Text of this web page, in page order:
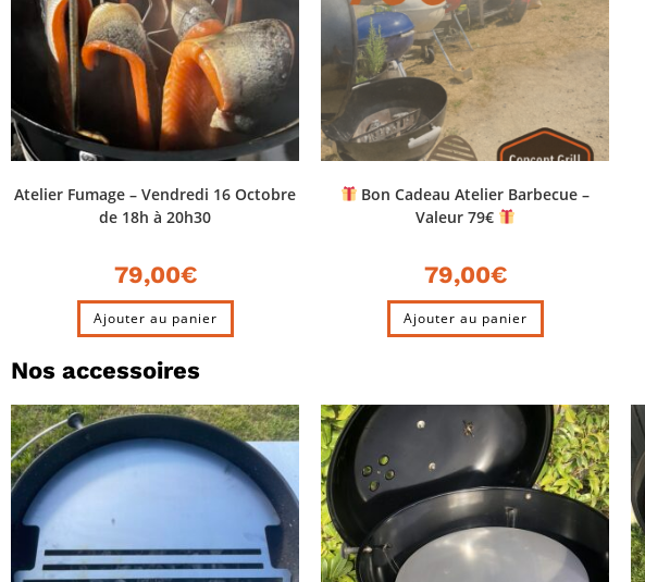
Atelier Fumage – Vendredi 16 Octobre
de 18h à 20h30
79,00€
Ajouter au panier
Bon Cadeau Atelier Barbecue –
Valeur 79€
79,00€
Ajouter au panier
Nos accessoires